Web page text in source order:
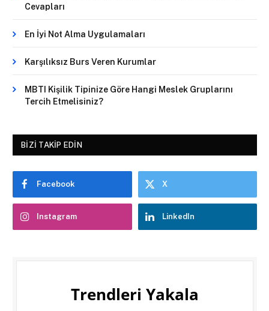
Cevapları
En İyi Not Alma Uygulamaları
Karşılıksız Burs Veren Kurumlar
MBTI Kişilik Tipinize Göre Hangi Meslek Gruplarını
Tercih Etmelisiniz?
BIZI TAKIP EDIN
Facebook X
Instagram LinkedIn
Trendleri Yakala